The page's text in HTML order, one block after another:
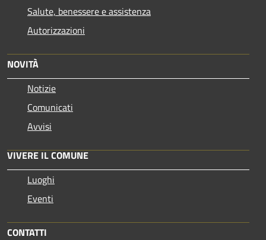
Salute, benessere e assistenza
Autorizzazioni
NOVITÀ
Notizie
Comunicati
Avvisi
VIVERE IL COMUNE
Luoghi
Eventi
CONTATTI